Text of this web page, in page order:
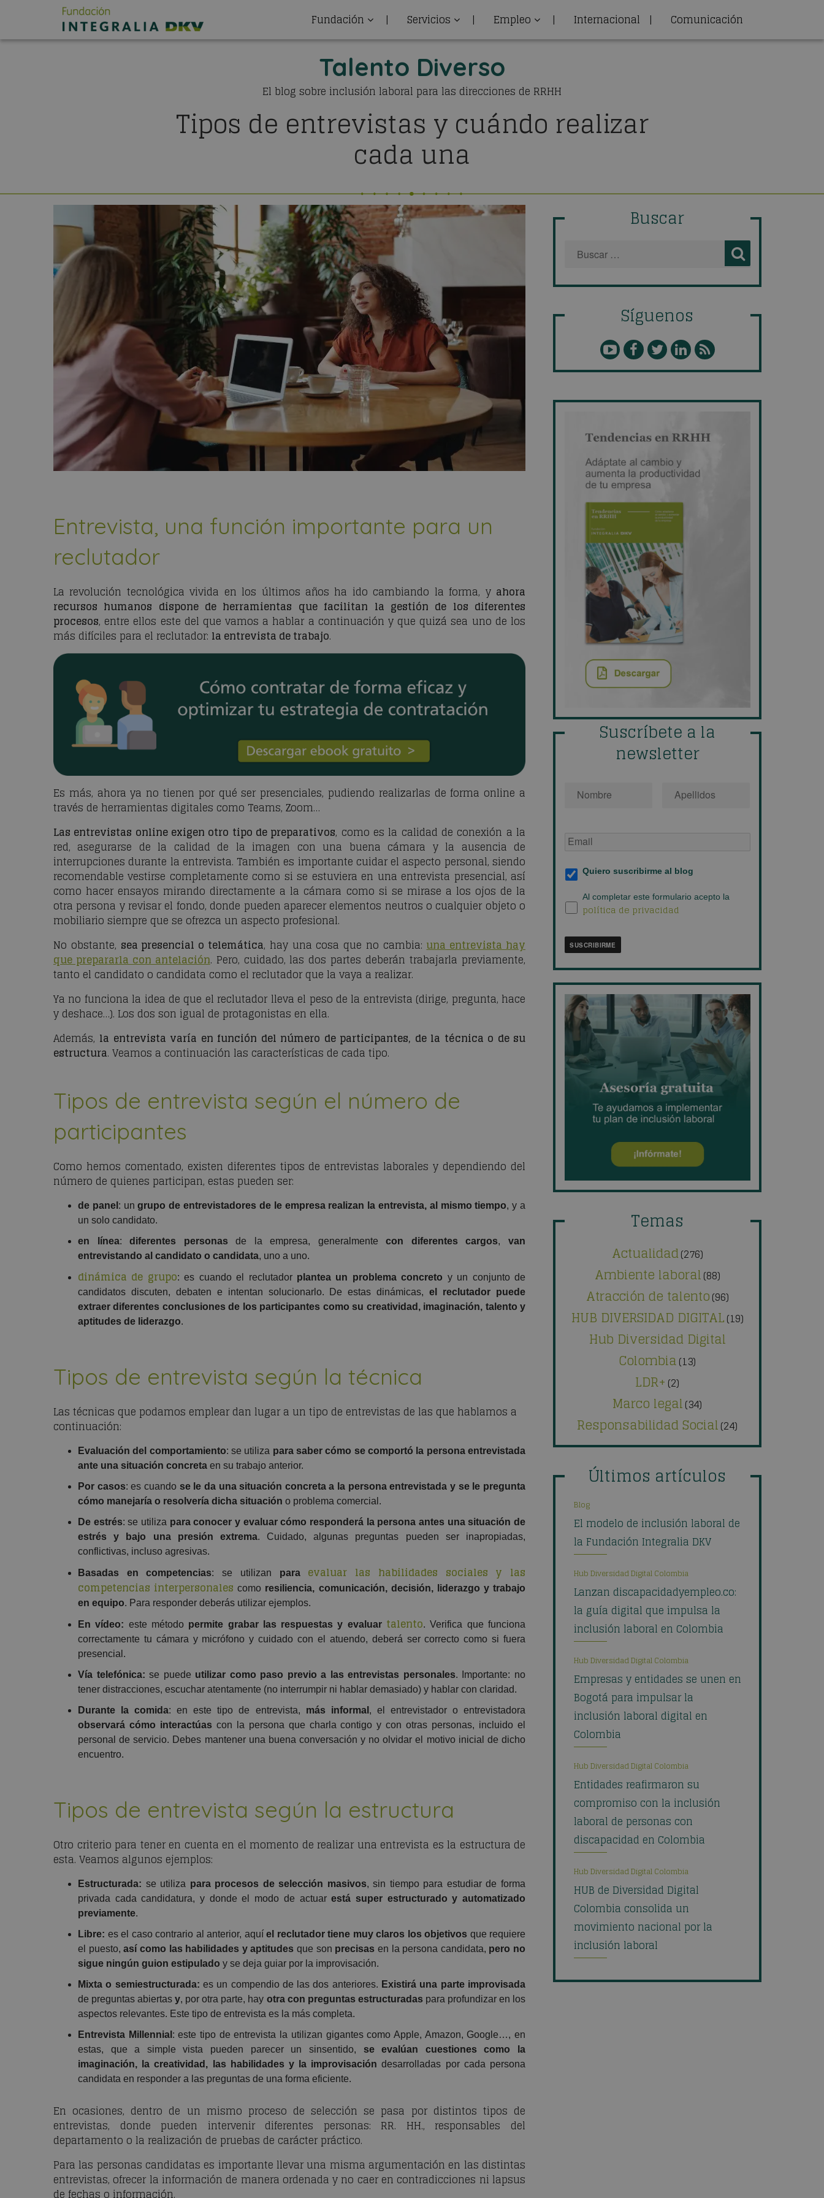
Fundación | Servicios | Empleo | Internacional | Comunicación
Talento Diverso
El blog sobre inclusión laboral para las direcciones de RRHH
Tipos de entrevistas y cuándo realizar
cada una
Entrevista, una función importante para un
reclutador
La revolución tecnológica vivida en los últimos años ha ido cambiando la forma, y ahora
recursos humanos dispone de herramientas que facilitan la gestión de los diferentes
procesos, entre ellos este del que vamos a hablar a continuación y que quizá sea uno de los
más difíciles para el reclutador: la entrevista de trabajo.
Es más, ahora ya no tienen por qué ser presenciales, pudiendo realizarlas de forma online a
través de herramientas digitales como Teams, Zoom…
Las entrevistas online exigen otro tipo de preparativos, como es la calidad de conexión a la
red, asegurarse de la calidad de la imagen con una buena cámara y la ausencia de
interrupciones durante la entrevista. También es importante cuidar el aspecto personal, siendo
recomendable vestirse completamente como si se estuviera en una entrevista presencial, así
como hacer ensayos mirando directamente a la cámara como si se mirase a los ojos de la
otra persona y revisar el fondo, donde pueden aparecer elementos neutros o cualquier objeto o
mobiliario siempre que se ofrezca un aspecto profesional.
No obstante, sea presencial o telemática, hay una cosa que no cambia:una entrevista hay
que prepararla con antelación. Pero, cuidado, las dos partes deberán trabajarla previamente,
tanto el candidato o candidata como el reclutador que la vaya a realizar.
Ya no funciona la idea de que el reclutador lleva el peso de la entrevista (dirige, pregunta, hace
y deshace…). Los dos son igual de protagonistas en ella.
Además, la entrevista varía en función del número de participantes, de la técnica o de su
estructura. Veamos a continuación las características de cada tipo.
Tipos de entrevista según el número de
participantes
Como hemos comentado, existen diferentes tipos de entrevistas laborales y dependiendo del
número de quienes participan, estas pueden ser:
de panel : ungrupo de entrevistadores de le empresa realizan la entrevista, al mismo tiempo, y a
un solo candidato.
en línea: diferentes personasde la empresa, generalmentecon diferentes cargos,van
entrevistando al candidato o candidata, uno a uno.
dinámica de grupo: es cuando el reclutador plantea un problema concreto y un conjunto de
candidatos discuten, debaten e intentan solucionarlo. De estas dinámicas,el reclutador puede
extraer diferentes conclusiones de los participantes como su creatividad, imaginación, talento y
aptitudes de liderazgo.
Tipos de entrevista según la técnica
Las técnicas que podamos emplear dan lugar a un tipo de entrevistas de las que hablamos a
continuación:
Evaluación del comportamiento: se utiliza para saber cómo se comportó la persona entrevistada
ante una situación concreta en su trabajo anterior.
Por casos: es cuandose le da una situación concreta a la persona entrevistada y se le pregunta
cómo manejaría o resolvería dicha situación o problema comercial.
De estrés: se utiliza para conocer y evaluar cómo responderá la persona antes una situación de
estrés y bajo una presión extrema. Cuidado, algunas preguntas pueden ser inapropiadas,
conflictivas, incluso agresivas.
Basadas en competencias: se utilizan para evaluar las habilidades sociales y las
competencias interpersonales como resiliencia, comunicación, decisión, liderazgo y trabajo
en equipo. Para responder deberás utilizar ejemplos.
En vídeo: este método permite grabar las respuestas y evaluar talento. Verifica que funciona
correctamente tu cámara y micrófono y cuidado con el atuendo, deberá ser correcto como si fuera
presencial.
Vía telefónica: se puede utilizar como paso previo a las entrevistas personales. Importante: no
tener distracciones, escuchar atentamente (no interrumpir ni hablar demasiado) y hablar con claridad.
Durante la comida: en este tipo de entrevista, más informal , el entrevistador o entrevistadora
observará cómo interactúascon la persona que charla contigo y con otras personas, incluido el
personal de servicio. Debes mantener una buena conversación y no olvidar el motivo inicial de dicho
encuentro.
Tipos de entrevista según la estructura
Otro criterio para tener en cuenta en el momento de realizar una entrevista es la estructura de
esta. Veamos algunos ejemplos:
Estructurada: se utiliza para procesos de selección masivos, sin tiempo para estudiar de forma
privada cada candidatura, y donde el modo de actuarestá super estructurado y automatizado
previamente.
Libre: es el caso contrario al anterior, aquí el reclutador tiene muy claros los objetivos que requiere
el puesto,así como las habilidades y aptitudes que son precisas en la persona candidata, pero no
sigue ningún guion estipulado y se deja guiar por la improvisación.
Mixta o semiestructurada: es un compendio de las dos anteriores. Existirá una parte improvisada
de preguntas abiertasy, por otra parte, hay otra con preguntas estructuradaspara profundizar en los
aspectos relevantes. Este tipo de entrevista es la más completa.
Entrevista Millennial : este tipo de entrevista la utilizan gigantes como Apple, Amazon, Google…, en
estas, que a simple vista pueden parecer un sinsentido, se evalúan cuestiones como la
imaginación, la creatividad, las habilidades y la improvisación desarrolladas por cada persona
candidata en responder a las preguntas de una forma eficiente.
En ocasiones, dentro de un mismo proceso de selección se pasa por distintos tipos de
entrevistas, donde pueden intervenir diferentes personas: RR. HH., responsables del
departamento o la realización de pruebas de carácter práctico.
Para las personas candidatas es importante llevar una misma argumentación en las distintas
entrevistas, ofrecer la información de manera ordenada y no caer en contradicciones ni lapsus
de fechas o información.
Buscar
Síguenos
Suscríbete a la
newsletter
de
Suscripción
al
blog
Quiero suscribirme al blog
Política
Al completar este formulario acepto la
política de privacidad
SUSCRIBIRME
Temas
Actualidad(276)
Ambiente laboral(88)
Atracción de talento(96)
HUB DIVERSIDAD DIGITAL(19)
Hub Diversidad Digital
Colombia(13)
LDR+ (2)
Marco legal(34)
Responsabilidad Social(24)
Últimos artículos
Blog
El modelo de inclusión laboral de
la Fundación Integralia DKV
Hub Diversidad Digital Colombia
Lanzan discapacidadyempleo.co:
la guía digital que impulsa la
inclusión laboral en Colombia
Hub Diversidad Digital Colombia
Empresas y entidades se unen en
Bogotá para impulsar la
inclusión laboral digital en
Colombia
Hub Diversidad Digital Colombia
Entidades reafirmaron su
compromiso con la inclusión
laboral de personas con
discapacidad en Colombia
Hub Diversidad Digital Colombia
HUB de Diversidad Digital
Colombia consolida un
movimiento nacional por la
inclusión laboral